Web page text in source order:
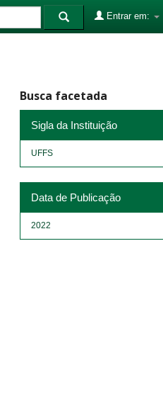
Entrar em:
Busca facetada
Sigla da Instituição
UFFS
Data de Publicação
2022